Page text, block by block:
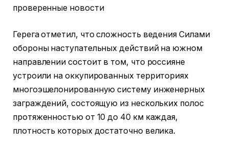
проверенные новости
Герега отметил, что сложность ведения Силами
обороны наступательных действий на южном
направлении состоит в том, что россияне
устроили на оккупированных территориях
многоэшелонированную систему инженерных
заграждений, состоящую из нескольких полос
протяженностью от 10 до 40 км каждая,
плотность которых достаточно велика.